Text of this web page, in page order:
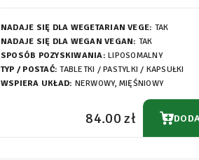
NADAJE SIĘ DLA WEGETARIAN VEGE: TAK
NADAJE SIĘ DLA WEGAN VEGAN: TAK
SPOSÓB POZYSKIWANIA: LIPOSOMALNY
TYP / POSTAĆ: TABLETKI / PASTYLKI / KAPSUŁKI
WSPIERA UKŁAD: NERWOWY, MIĘŚNIOWY
84.00 zł